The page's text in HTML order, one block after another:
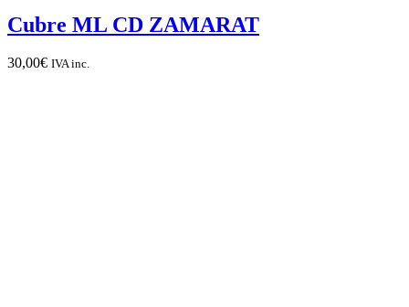
Cubre ML CD ZAMARAT
30,00€ IVA inc.